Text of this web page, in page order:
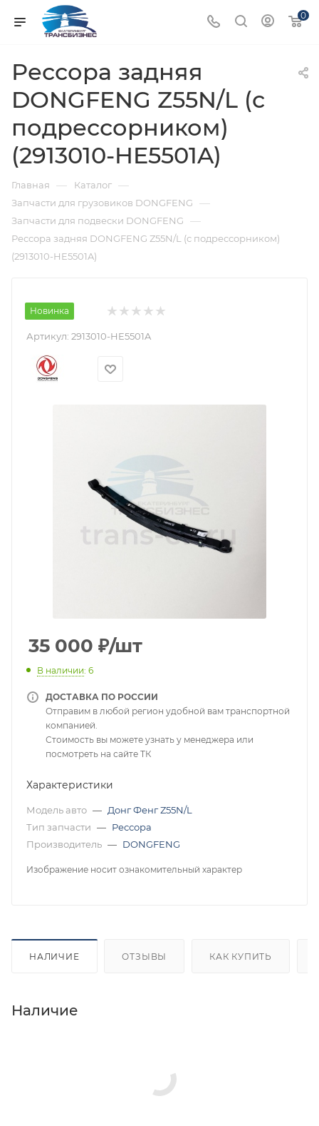
0
Рессора задняя
DONGFENG Z55N/L (с
подрессорником)
(2913010-HE5501A)
Главная — Каталог —
Запчасти для грузовиков DONGFENG —
Запчасти для подвески DONGFENG —
Рессора задняя DONGFENG Z55N/L (с подрессорником)
(2913010-HE5501A)
Новинка
Артикул: 2913010-HE5501A
35 000 ₽/шт
В наличии: 6
ДОСТАВКА ПО РОССИИ
Отправим в любой регион удобной вам транспортной
компанией.
Стоимость вы можете узнать у менеджера или
посмотреть на сайте ТК
Характеристики
Модель авто — Донг Фенг Z55N/L
Тип запчасти — Рессора
Производитель — DONGFENG
Изображение носит ознакомительный характер
НАЛИЧИЕ ОТЗЫВЫ КАК КУПИТЬ
Наличие